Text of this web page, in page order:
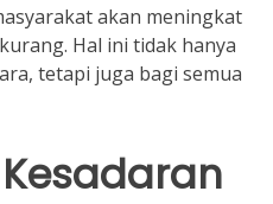
akan meningkat
Hal ini tidak hanya
tetapi juga bagi semua